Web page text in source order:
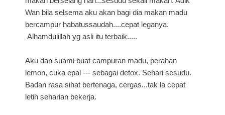
Wan bila selsema aku akan bagi dia makan madu
bercampur habatussaudah....cepat leganya.
Alhamdulillah yg asli itu terbaik.....
Aku dan suami buat campuran madu, perahan
lemon, cuka epal --- sebagai detox. Sehari sesudu.
Badan rasa sihat bertenaga, cergas...tak la cepat
letih seharian bekerja.